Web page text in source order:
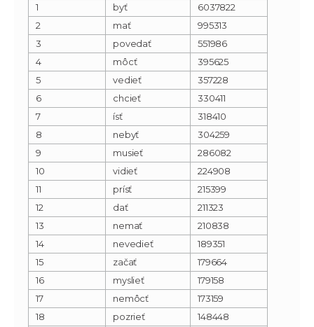
1
byť
6037822
2
mať
995313
3
povedať
551986
4
môcť
395625
5
vedieť
357228
6
chcieť
330411
7
ísť
318410
8
nebyť
304259
9
musieť
286082
10
vidieť
224908
11
prísť
215399
12
dať
211323
13
nemať
210838
14
nevedieť
189351
15
začať
179664
16
myslieť
179158
17
nemôcť
173159
18
pozrieť
148448